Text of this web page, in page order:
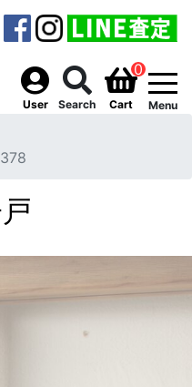
User Search
0
Cart Menu